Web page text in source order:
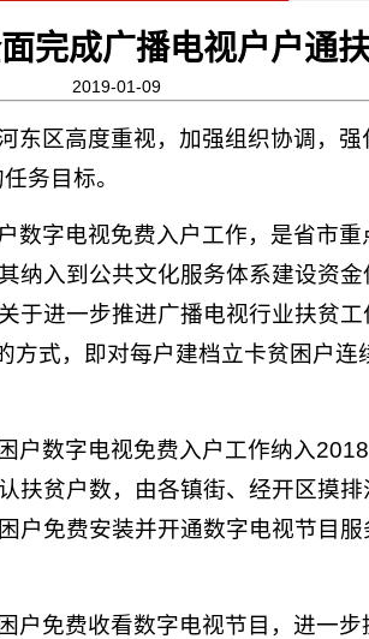
完成广播电视户户通
2019-01-09
东区高度重视，加强组织协调，
务目标。
数字电视免费入户工作，是省市
纳入到公共文化服务体系建设资
于进一步推进广播电视行业扶贫
方式，即对每户建档立卡贫困户
户数字电视免费入户工作纳入
扶贫户数，由各镇街、经开区摸
免费安装并开通数字电视节目服
户免费收看数字电视节目，进一